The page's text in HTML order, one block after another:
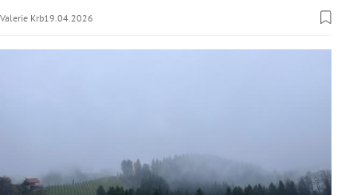
Valerie Krb19.04.2026